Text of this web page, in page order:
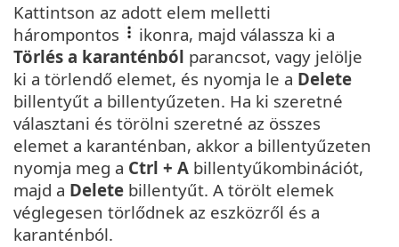
Kattintson az adott elem melletti
hárompontos
ikonra, majd válassza ki a
Törlés a karanténból parancsot, vagy jelölje
ki a törlendő elemet, és nyomja le a Delete
billentyűt a billentyűzeten. Ha ki szeretné
választani és törölni szeretné az összes
elemet a karanténban, akkor a billentyűzeten
nyomja meg a Ctrl + A billentyűkombinációt,
majd a Delete billentyűt. A törölt elemek
véglegesen törlődnek az eszközről és a
karanténból.